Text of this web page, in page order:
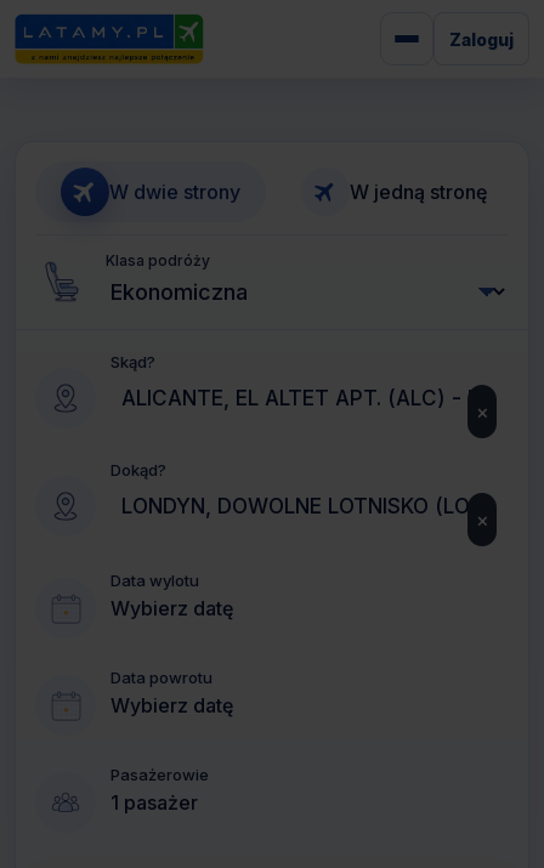
Zaloguj
W dwie strony W jedną stronę
Klasa podróży
Skąd?
×
Dokąd?
×
Data wylotu
Wybierz datę
Data powrotu
Wybierz datę
Pasażerowie
1 pasażer